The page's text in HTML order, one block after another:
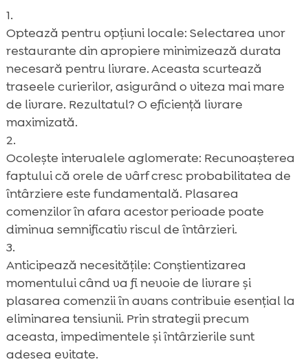
Optează pentru opțiuni locale: Selectarea unor
restaurante din apropiere minimizează durata
necesară pentru livrare. Aceasta scurtează
traseele curierilor, asigurând o viteza mai mare
de livrare. Rezultatul? O eficiență livrare
maximizată.
Ocolește intervalele aglomerate: Recunoașterea
faptului că orele de vârf cresc probabilitatea de
întârziere este fundamentală. Plasarea
comenzilor în afara acestor perioade poate
diminua semnificativ riscul de întârzieri.
Anticipează necesitățile: Conștientizarea
momentului când va fi nevoie de livrare și
plasarea comenzii în avans contribuie esențial la
eliminarea tensiunii. Prin strategii precum
aceasta, impedimentele și întârzierile sunt
adesea evitate.